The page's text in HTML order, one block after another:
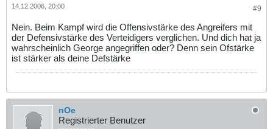
#9
14.12.2006, 20:00
Nein. Beim Kampf wird die Offensivstärke des Angreifers mit
der Defensivstärke des Verteidigers verglichen. Und dich hat ja
wahrscheinlich George angegriffen oder? Denn sein Ofstärke
ist stärker als deine Defstärke
nOe
Registrierter Benutzer